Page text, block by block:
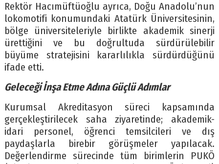
Rektör Hacımüftüoğlu ayrıca, Doğu Anadolu’nun
lokomotifi konumundaki Atatürk Üniversitesinin,
bölge üniversiteleriyle birlikte akademik sinerji
ürettiğini ve bu doğrultuda sürdürülebilir
büyüme stratejisini kararlılıkla sürdürdüğünü
ifade etti.
Geleceği İnşa Etme Adına Güçlü Adımlar
Kurumsal Akreditasyon süreci kapsamında
gerçekleştirilecek saha ziyaretinde; akademik-
idari personel, öğrenci temsilcileri ve dış
paydaşlarla birebir görüşmeler yapılacak.
Değerlendirme sürecinde tüm birimlerin PUKÖ